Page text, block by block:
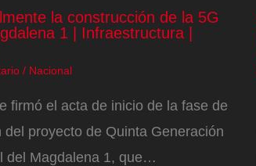
la construcción de la 5G
1 | Infraestructura |
/ Nacional
firmó el acta de inicio de la fase de
del proyecto de Quinta Generación
del Magdalena 1, que…